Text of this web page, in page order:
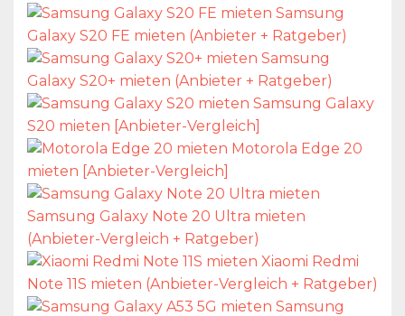
Samsung
Galaxy S20 FE mieten (Anbieter + Ratgeber)
Samsung
Galaxy S20+ mieten (Anbieter + Ratgeber)
Samsung Galaxy
S20 mieten [Anbieter-Vergleich]
Motorola Edge 20
mieten [Anbieter-Vergleich]
Samsung Galaxy Note 20 Ultra mieten
(Anbieter-Vergleich + Ratgeber)
Xiaomi Redmi
Note 11S mieten (Anbieter-Vergleich + Ratgeber)
Samsung